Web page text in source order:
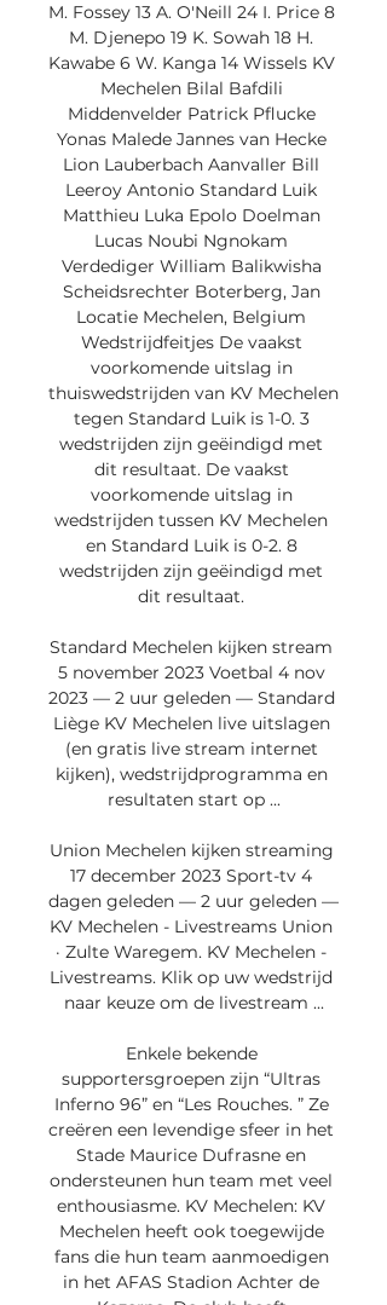
M. Fossey 13 A. O'Neill 24 I. Price 8
M. Djenepo 19 K. Sowah 18 H.
Kawabe 6 W. Kanga 14 Wissels KV
Mechelen Bilal Bafdili
Middenvelder Patrick Pflucke
Yonas Malede Jannes van Hecke
Lion Lauberbach Aanvaller Bill
Leeroy Antonio Standard Luik
Matthieu Luka Epolo Doelman
Lucas Noubi Ngnokam
Verdediger William Balikwisha
Scheidsrechter Boterberg, Jan
Locatie Mechelen, Belgium
Wedstrijdfeitjes De vaakst
voorkomende uitslag in
thuiswedstrijden van KV Mechelen
tegen Standard Luik is 1-0. 3
wedstrijden zijn geëindigd met
dit resultaat. De vaakst
voorkomende uitslag in
wedstrijden tussen KV Mechelen
en Standard Luik is 0-2. 8
wedstrijden zijn geëindigd met
dit resultaat.
Standard Mechelen kijken stream
5 november 2023 Voetbal 4 nov
2023 — 2 uur geleden — Standard
Liège KV Mechelen live uitslagen
(en gratis live stream internet
kijken), wedstrijdprogramma en
resultaten start op ...
Union Mechelen kijken streaming
17 december 2023 Sport-tv 4
dagen geleden — 2 uur geleden —
KV Mechelen - Livestreams Union
· Zulte Waregem. KV Mechelen -
Livestreams. Klik op uw wedstrijd
naar keuze om de livestream ...
Enkele bekende
supportersgroepen zijn “Ultras
Inferno 96” en “Les Rouches. ” Ze
creëren een levendige sfeer in het
Stade Maurice Dufrasne en
ondersteunen hun team met veel
enthousiasme. KV Mechelen: KV
Mechelen heeft ook toegewijde
fans die hun team aanmoedigen
in het AFAS Stadion Achter de